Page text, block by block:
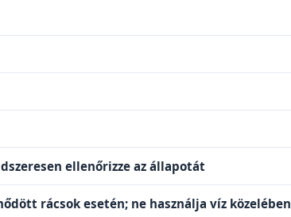
ellenőrizze az állapotát
rácsok esetén; ne használja víz közelében